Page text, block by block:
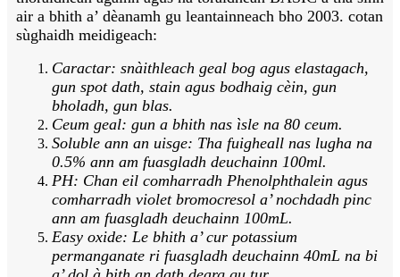
air a bhith a’ dèanamh gu leantainneach bho 2003. cotan
sùghaidh meidigeach:
Caractar: ​​snàithleach geal bog agus elastagach,
gun spot dath, stain agus bodhaig cèin, gun
bholadh, gun blas.
Ceum geal: gun a bhith nas ìsle na 80 ceum.
Soluble ann an uisge: Tha fuigheall nas lugha na
0.5% ann am fuasgladh deuchainn 100ml.
PH: Chan eil comharradh Phenolphthalein agus
comharradh violet bromocresol a’ nochdadh pinc
ann am fuasgladh deuchainn 100mL.
Easy oxide: Le bhith a’ cur potassium
permanganate ri fuasgladh deuchainn 40mL na bi